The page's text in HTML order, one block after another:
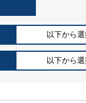
以下から
以下から